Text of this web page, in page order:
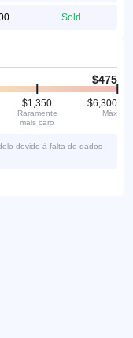
Sold
$475
$1,350
Raramente
mais caro
$6,300
Máx
devido à falta de dados